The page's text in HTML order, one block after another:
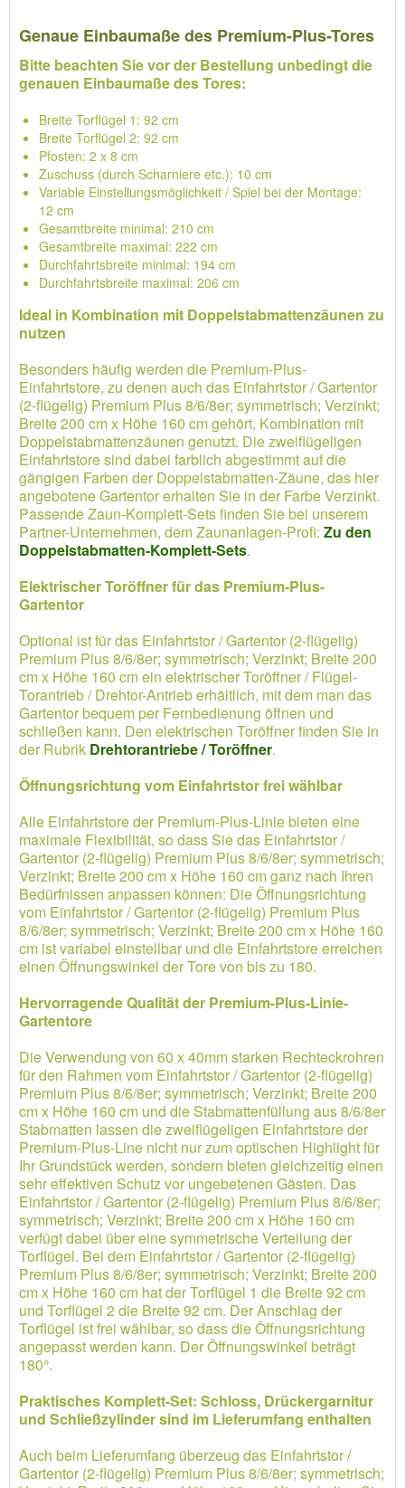
Genaue Einbaumaße des Premium-Plus-Tores
Bitte beachten Sie vor der Bestellung unbedingt die
genauen Einbaumaße des Tores:
Breite Torflügel 1: 92 cm
Breite Torflügel 2: 92 cm
Pfosten: 2 x 8 cm
Zuschuss (durch Scharniere etc.): 10 cm
Variable Einstellungsmöglichkeit / Spiel bei der Montage:
12 cm
Gesamtbreite minimal: 210 cm
Gesamtbreite maximal: 222 cm
Durchfahrtsbreite minimal: 194 cm
Durchfahrtsbreite maximal: 206 cm
Ideal in Kombination mit Doppelstabmattenzäunen zu
nutzen
Besonders häufig werden die Premium-Plus-
Einfahrtstore, zu denen auch das Einfahrtstor / Gartentor
(2-flügelig) Premium Plus 8/6/8er; symmetrisch; Verzinkt;
Breite 200 cm x Höhe 160 cm gehört, Kombination mit
Doppelstabmattenzäunen genutzt. Die zweiflügeligen
Einfahrtstore sind dabei farblich abgestimmt auf die
gängigen Farben der Doppelstabmatten-Zäune, das hier
angebotene Gartentor erhalten Sie in der Farbe Verzinkt.
Passende Zaun-Komplett-Sets finden Sie bei unserem
Partner-Unternehmen, dem Zaunanlagen-Profi: Zu den
Doppelstabmatten-Komplett-Sets.
Elektrischer Toröffner für das Premium-Plus-
Gartentor
Optional ist für das Einfahrtstor / Gartentor (2-flügelig)
Premium Plus 8/6/8er; symmetrisch; Verzinkt; Breite 200
cm x Höhe 160 cm ein elektrischer Toröffner / Flügel-
Torantrieb / Drehtor-Antrieb erhältlich, mit dem man das
Gartentor bequem per Fernbedienung öffnen und
schließen kann. Den elektrischen Toröffner finden Sie in
der Rubrik Drehtorantriebe / Toröffner.
Öffnungsrichtung vom Einfahrtstor frei wählbar
Alle Einfahrtstore der Premium-Plus-Linie bieten eine
maximale Flexibilität, so dass Sie das Einfahrtstor /
Gartentor (2-flügelig) Premium Plus 8/6/8er; symmetrisch;
Verzinkt; Breite 200 cm x Höhe 160 cm ganz nach Ihren
Bedürfnissen anpassen können: Die Öffnungsrichtung
vom Einfahrtstor / Gartentor (2-flügelig) Premium Plus
8/6/8er; symmetrisch; Verzinkt; Breite 200 cm x Höhe 160
cm ist variabel einstellbar und die Einfahrtstore erreichen
einen Öffnungswinkel der Tore von bis zu 180.
Hervorragende Qualität der Premium-Plus-Linie-
Gartentore
Die Verwendung von 60 x 40mm starken Rechteckrohren
für den Rahmen vom Einfahrtstor / Gartentor (2-flügelig)
Premium Plus 8/6/8er; symmetrisch; Verzinkt; Breite 200
cm x Höhe 160 cm und die Stabmattenfüllung aus 8/6/8er
Stabmatten lassen die zweiflügeligen Einfahrtstore der
Premium-Plus-Line nicht nur zum optischen Highlight für
Ihr Grundstück werden, sondern bieten gleichzeitig einen
sehr effektiven Schutz vor ungebetenen Gästen. Das
Einfahrtstor / Gartentor (2-flügelig) Premium Plus 8/6/8er;
symmetrisch; Verzinkt; Breite 200 cm x Höhe 160 cm
verfügt dabei über eine symmetrische Verteilung der
Torflügel. Bei dem Einfahrtstor / Gartentor (2-flügelig)
Premium Plus 8/6/8er; symmetrisch; Verzinkt; Breite 200
cm x Höhe 160 cm hat der Torflügel 1 die Breite 92 cm
und Torflügel 2 die Breite 92 cm. Der Anschlag der
Torflügel ist frei wählbar, so dass die Öffnungsrichtung
angepasst werden kann. Der Öffnungswinkel beträgt
180°.
Praktisches Komplett-Set: Schloss, Drückergarnitur
und Schließzylinder sind im Lieferumfang enthalten
Auch beim Lieferumfang überzeug das Einfahrtstor /
Gartentor (2-flügelig) Premium Plus 8/6/8er; symmetrisch;